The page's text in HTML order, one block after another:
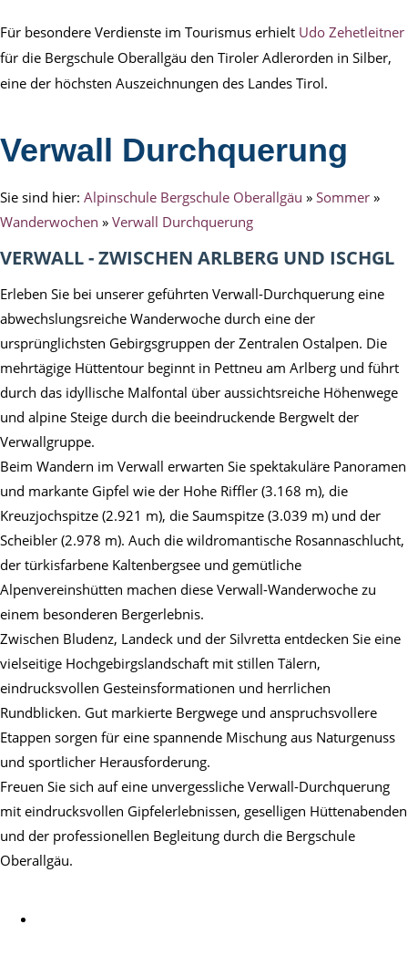
Für besondere Verdienste im Tourismus erhielt Udo Zehetleitner
für die Bergschule Oberallgäu den Tiroler Adlerorden in Silber,
eine der höchsten Auszeichnungen des Landes Tirol.
Verwall Durchquerung
Sie sind hier: Alpinschule Bergschule Oberallgäu » Sommer »
Wanderwochen » Verwall Durchquerung
VERWALL - ZWISCHEN ARLBERG UND ISCHGL
Erleben Sie bei unserer geführten Verwall-Durchquerung eine
abwechslungsreiche Wanderwoche durch eine der
ursprünglichsten Gebirgsgruppen der Zentralen Ostalpen. Die
mehrtägige Hüttentour beginnt in Pettneu am Arlberg und führt
durch das idyllische Malfontal über aussichtsreiche Höhenwege
und alpine Steige durch die beeindruckende Bergwelt der
Verwallgruppe.
Beim Wandern im Verwall erwarten Sie spektakuläre Panoramen
und markante Gipfel wie der Hohe Riffler (3.168 m), die
Kreuzjochspitze (2.921 m), die Saumspitze (3.039 m) und der
Scheibler (2.978 m). Auch die wildromantische Rosannaschlucht,
der türkisfarbene Kaltenbergsee und gemütliche
Alpenvereinshütten machen diese Verwall-Wanderwoche zu
einem besonderen Bergerlebnis.
Zwischen Bludenz, Landeck und der Silvretta entdecken Sie eine
vielseitige Hochgebirgslandschaft mit stillen Tälern,
eindrucksvollen Gesteinsformationen und herrlichen
Rundblicken. Gut markierte Bergwege und anspruchsvollere
Etappen sorgen für eine spannende Mischung aus Naturgenuss
und sportlicher Herausforderung.
Freuen Sie sich auf eine unvergessliche Verwall-Durchquerung
mit eindrucksvollen Gipfelerlebnissen, geselligen Hüttenabenden
und der professionellen Begleitung durch die Bergschule
Oberallgäu.